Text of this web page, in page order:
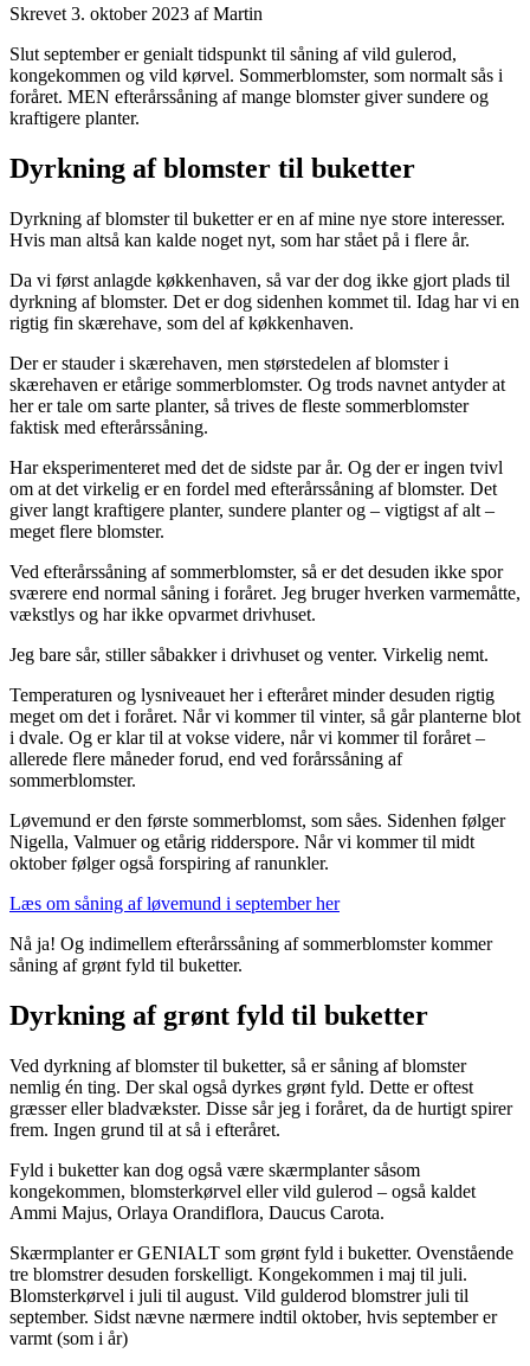
Skrevet 3. oktober 2023 afMartin
Slut september er genialt tidspunkt til såning af vild gulerod,
kongekommen og vild kørvel. Sommerblomster, som normalt sås i
foråret. MEN efterårssåning af mange blomster giver sundere og
kraftigere planter.
Dyrkning af blomster til buketter
Dyrkning af blomster til buketter er en af mine nye store interesser.
Hvis man altså kan kalde noget nyt, som har stået på i flere år.
Da vi først anlagde køkkenhaven, så var der dog ikke gjort plads til
dyrkning af blomster. Det er dog sidenhen kommet til. Idag har vi en
rigtig fin skærehave, som del af køkkenhaven.
Der er stauder i skærehaven, men størstedelen af blomster i
skærehaven er etårige sommerblomster. Og trods navnet antyder at
her er tale om sarte planter, så trives de fleste sommerblomster
faktisk med efterårssåning.
Har eksperimenteret med det de sidste par år. Og der er ingen tvivl
om at det virkelig er en fordel med efterårssåning af blomster. Det
giver langt kraftigere planter, sundere planter og – vigtigst af alt –
meget flere blomster.
Ved efterårssåning af sommerblomster, så er det desuden ikke spor
sværere end normal såning i foråret. Jeg bruger hverken varmemåtte,
vækstlys og har ikke opvarmet drivhuset.
Jeg bare sår, stiller såbakker i drivhuset og venter. Virkelig nemt.
Temperaturen og lysniveauet her i efteråret minder desuden rigtig
meget om det i foråret. Når vi kommer til vinter, så går planterne blot
i dvale. Og er klar til at vokse videre, når vi kommer til foråret –
allerede flere måneder forud, end ved forårssåning af
sommerblomster.
Løvemund er den første sommerblomst, som såes. Sidenhen følger
Nigella, Valmuer og etårig ridderspore. Når vi kommer til midt
oktober følger også forspiring af ranunkler.
Læs om såning af løvemund i september her
Nå ja! Og indimellem efterårssåning af sommerblomster kommer
såning af grønt fyld til buketter.
Dyrkning af grønt fyld til buketter
Ved dyrkning af blomster til buketter, så er såning af blomster
nemlig én ting. Der skal også dyrkes grønt fyld. Dette er oftest
græsser eller bladvækster. Disse sår jeg i foråret, da de hurtigt spirer
frem. Ingen grund til at så i efteråret.
Fyld i buketter kan dog også være skærmplanter såsom
kongekommen, blomsterkørvel eller vild gulerod – også kaldet
Ammi Majus, Orlaya Orandiflora, Daucus Carota.
Skærmplanter er GENIALT som grønt fyld i buketter. Ovenstående
tre blomstrer desuden forskelligt. Kongekommen i maj til juli.
Blomsterkørvel i juli til august. Vild gulderod blomstrer juli til
september. Sidst nævne nærmere indtil oktober, hvis september er
varmt (som i år)